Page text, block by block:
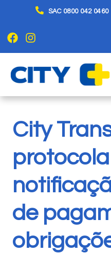
SAC 0800 042 0460
City
de